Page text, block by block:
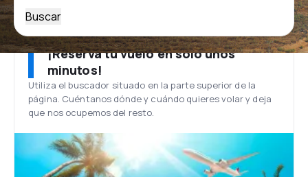
Buscar
¡Reserva tu vuelo en solo unos
minutos!
Utiliza el buscador situado en la parte superior de la
página. Cuéntanos dónde y cuándo quieres volar y deja
que nos ocupemos del resto.